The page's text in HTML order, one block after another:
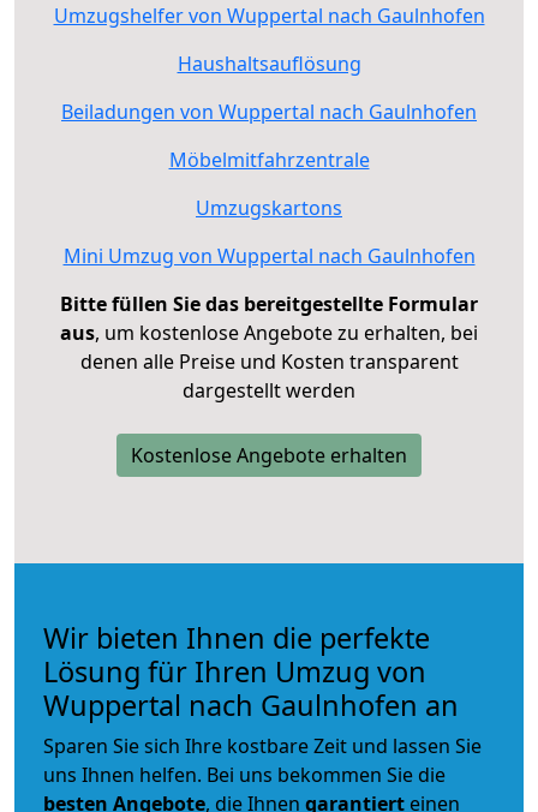
Umzugshelfer von Wuppertal nach Gaulnhofen
Haushaltsauflösung
Beiladungen von Wuppertal nach Gaulnhofen
Möbelmitfahrzentrale
Umzugskartons
Mini Umzug von Wuppertal nach Gaulnhofen
Bitte füllen Sie das bereitgestellte Formular
aus, um kostenlose Angebote zu erhalten, bei
denen alle Preise und Kosten transparent
dargestellt werden
Kostenlose Angebote erhalten
Wir bieten Ihnen die perfekte
Lösung für Ihren Umzug von
Wuppertal nach Gaulnhofen an
Sparen Sie sich Ihre kostbare Zeit und lassen Sie
uns Ihnen helfen. Bei uns bekommen Sie die
besten Angebote, die Ihnen garantiert einen